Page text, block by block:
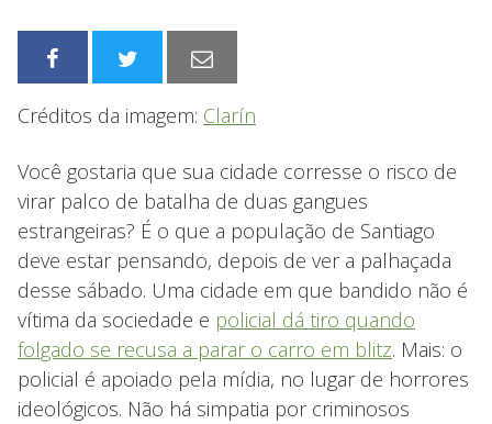
Créditos da imagem: Clarín
Você gostaria que sua cidade corresse o risco de
virar palco de batalha de duas gangues
estrangeiras? É o que a população de Santiago
deve estar pensando, depois de ver a palhaçada
desse sábado. Uma cidade em que bandido não é
vítima da sociedade e policial dá tiro quando
folgado se recusa a parar o carro em blitz. Mais: o
policial é apoiado pela mídia, no lugar de horrores
ideológicos. Não há simpatia por criminosos